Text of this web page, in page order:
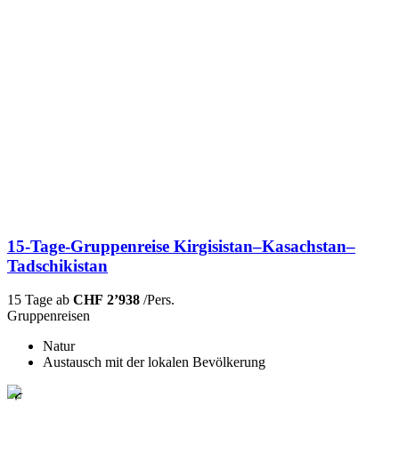
15-Tage-Gruppenreise Kirgisistan–Kasachstan–
Tadschikistan
15 Tage ab CHF 2’938 /Pers.
Gruppenreisen
Natur
Austausch mit der lokalen Bevölkerung